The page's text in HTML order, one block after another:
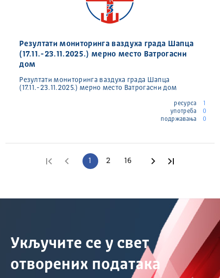
Резултати мониторинга ваздуха града Шапца
(17.11.-23.11.2025.) мерно место Ватрогасни
дом
Резултати мониторинга ваздуха града Шапца
(17.11.-23.11.2025.) мерно место Ватрогасни дом
ресурса
1
употреба
0
подржавања
0
Прва страница
Претходна страница
1 2 16 Следећа
Укључите се у свет
отворених података